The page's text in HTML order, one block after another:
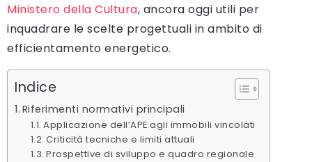
Ministero della Cultura, ancora oggi utili per
inquadrare le scelte progettuali in ambito di
efficientamento energetico.
Indice
Riferimenti normativi principali
Applicazione dell’APE agli immobili vincolati
Criticità tecniche e limiti attuali
Prospettive di sviluppo e quadro regionale